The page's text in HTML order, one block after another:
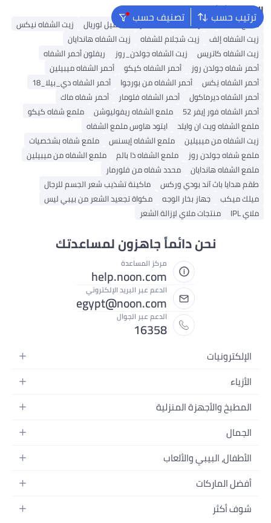
ترتيب حسب تصنيف حسب البحث الشائع
ملمع شفاه أحمر شفاه مستحضرات التجميل لوريال
زيت الشفاه نيكس
زيت الشفاه إلف
زيت شجلام للشفاه
زيت الشفاه هاندايان
زيت الشفاه كاتريس
زيت الشفاه جولدن_روز
ريفلون أحمر الشفاه
أحمر شفاه جولدن روز
أحمر الشفاه كيكو
أحمر الشفاه ميبيلين
أحمر الشفاه نِكس
أحمر الشفاه من بورجوا
أحمر الشفاه دي_بيلا_18
أحمر الشفاه ديرماكول
أحمر الشفاه فلومار
أحمر شفاه ماك
أحمر الشفاه فور إيفر 52
ملمع الشفاه ريفوليوشن
ملمع شفاه كيكو
ملمع الشفاه ويت ان وايلد
ايتود هاوس ملمع الشفاه
زيت الشفاه من ميبيلين
ملمع الشفاه إيسنس
ملمع شفاه بشخصيات
ملمع شفاه جولدن روز
ملمع الشفاه ذا بالم
ملمع الشفاه من ميبيلين
ملمع الشفاه هاندايان
محدد شفاه من فلورمار
طقم هدايا باث آند بودي وركس
ماكينة تشذيب شعر الجسم للرجال
ميلك ميكب
جهاز بخار الوجه
مكواة تجعيد الشعر من بيبي ليس
ملاي IPL
منتجات ملاي لإزالة الشعر
نحن دائماً جاهزون لمساعدتك
مركز المساعدة
help.noon.com
الدعم عبر البريد الإلكتروني
egypt@noon.com
الدعم عبر الجوال
16358
الإلكترونيات
الهواتف المتحركة
أجهزة الكمبيوتر المحمولة
الأجهزة المنزلية
التلفزيونات
سماعات الرأس
ألعاب الفيديو
الأزياء
أزياء نسائية
أزياء البنات
أزياء الأولاد
ساعات يد للنساء
النظارات
المطبخ والأجهزة المنزلية
المطبخ وأدوات الطعام
مستلزمات الحمام
ديكورات المنازل
الأدوات وتحسين المنزل
الجمال
العطور النسائية
المكياج
العناية بالشعر
الأطفال، البيبي والألعاب
عربات الأطفال وإكسسواراتها
ملابس الأطفال
أفضل الماركات
أبل
شوف أكثر